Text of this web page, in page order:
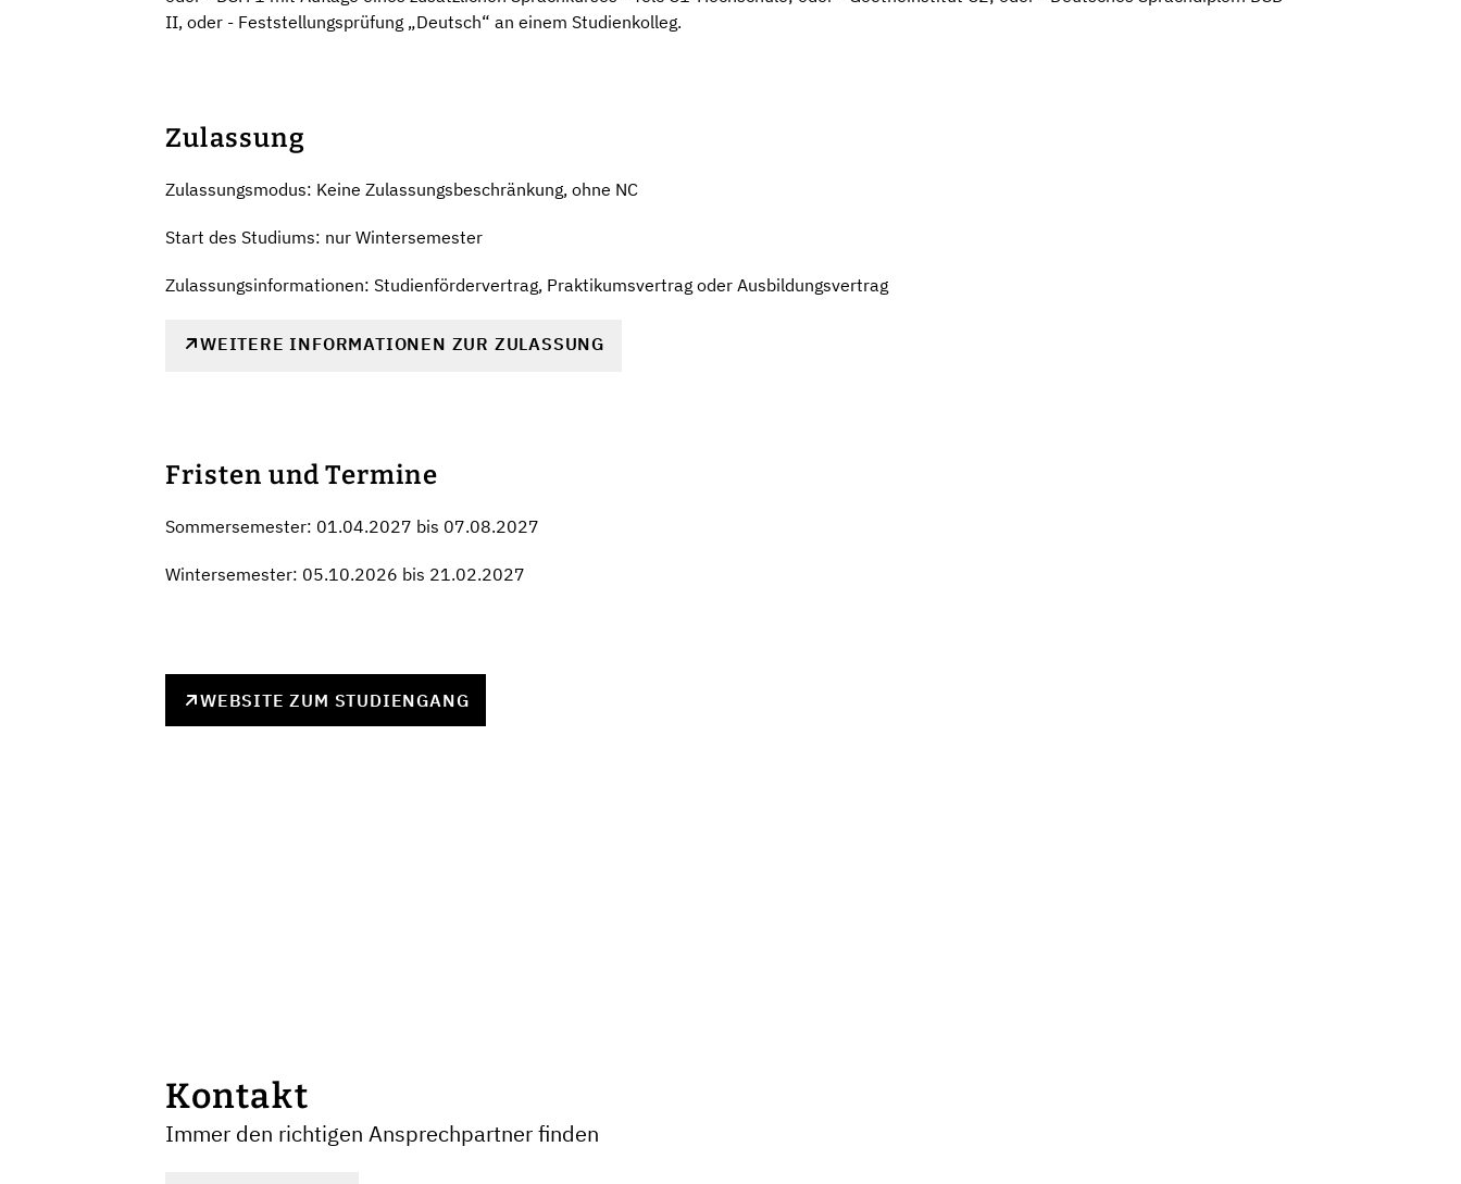
II, oder - Feststellungsprüfung „Deutsch“ an einem Studienkolleg.
Zulassung
Zulassungsmodus: Keine Zulassungsbeschränkung, ohne NC
Start des Studiums: nur Wintersemester
Zulassungsinformationen: Studienfördervertrag, Praktikumsvertrag oder Ausbildungsvertrag
WEITERE INFORMATIONEN ZUR ZULASSUNG
Fristen und Termine
Sommersemester: 01.04.2027 bis 07.08.2027
Wintersemester: 05.10.2026 bis 21.02.2027
WEBSITE ZUM STUDIENGANG
Kontakt
Immer den richtigen Ansprechpartner finden